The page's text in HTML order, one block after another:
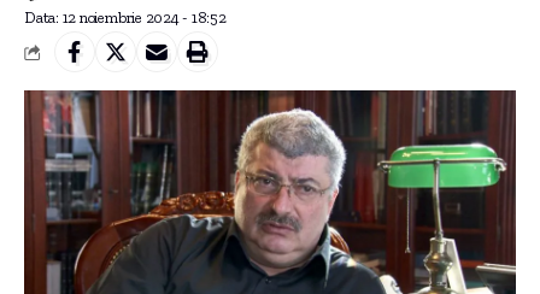
Data: 12 noiembrie 2024 - 18:52